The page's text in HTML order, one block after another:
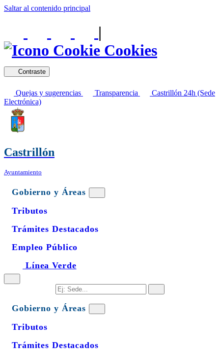
Saltar al contenido principal
|
Cookies
Contraste
Quejas y sugerencias Transparencia
Castrillón 24h (Sede
Electrónica)
Castrillón
Ayuntamiento
Gobierno y Áreas
Tributos
Trámites Destacados
Empleo Público
Línea Verde
Gobierno y Áreas
Tributos
Trámites Destacados